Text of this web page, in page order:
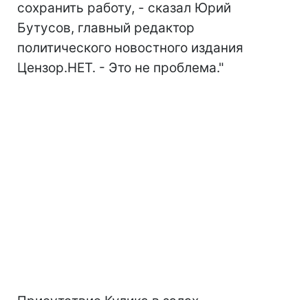
сохранить работу, - сказал Юрий
Бутусов, главный редактор
политического новостного издания
Цензор.НЕТ. - Это не проблема."